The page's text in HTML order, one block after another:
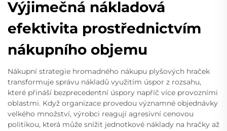
Výjimečná nákladová
efektivita prostřednictvím
nákupního objemu
Nákupní strategie hromadného nákupu plyšových hraček
transformuje správu nákladů využitím úspor z rozsahu,
které přináší bezprecedentní úspory napříč více provozními
oblastmi. Když organizace provedou významné objednávky
velkého množství, výrobci reagují agresivní cenovou
politikou, která může snížit jednotkové náklady na hračky až